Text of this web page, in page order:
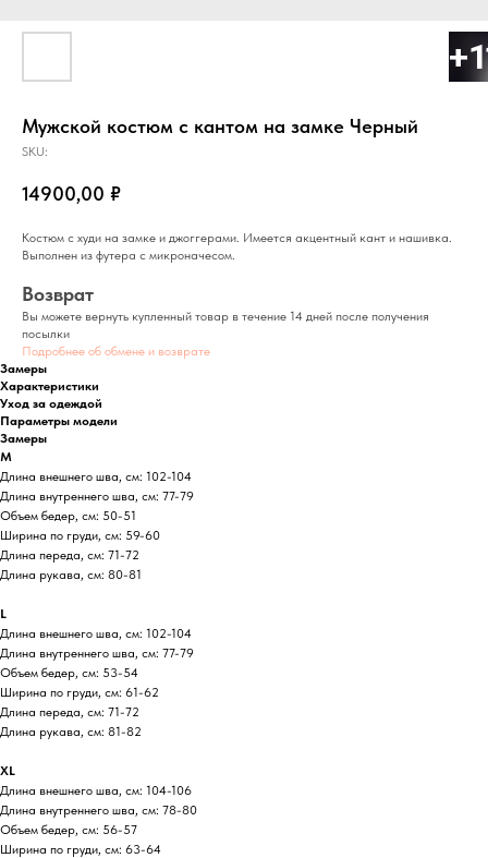
Мужской костюм с кантом на замке Черный
SKU:
14900,00 ₽
Костюм с худи на замке и джоггерами. Имеется акцентный кант и нашивка.
Выполнен из футера с микроначесом.
Возврат
Вы можете вернуть купленный товар в течение 14 дней после получения
посылки
Подробнее об обмене и возврате
Замеры
Характеристики
Уход за одеждой
Параметры модели
Замеры
M
Длина внешнего шва, см: 102-104
Длина внутреннего шва, см: 77-79
Объем бедер, см: 50-51
Ширина по груди, см: 59-60
Длина переда, см: 71-72
Длина рукава, см: 80-81
L
Длина внешнего шва, см: 102-104
Длина внутреннего шва, см: 77-79
Объем бедер, см: 53-54
Ширина по груди, см: 61-62
Длина переда, см: 71-72
Длина рукава, см: 81-82
XL
Длина внешнего шва, см: 104-106
Длина внутреннего шва, см: 78-80
Объем бедер, см: 56-57
Ширина по груди, см: 63-64